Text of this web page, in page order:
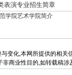
表演专业招生简章
学院艺术学院简介
变化,本网所提供的相关
商业性目的,如转载稿涉